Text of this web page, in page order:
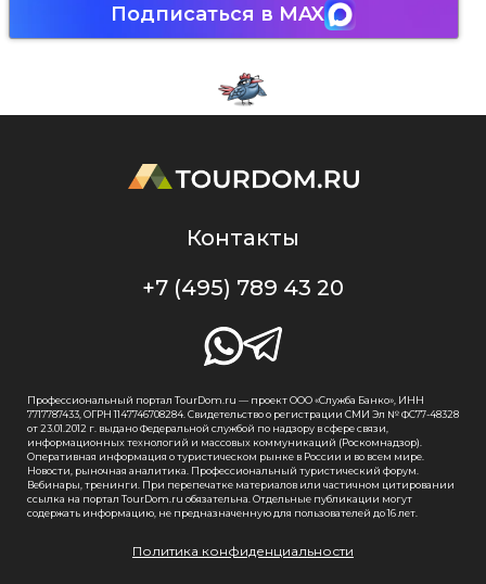
Подписаться в MAX
Контакты
+7 (495) 789 43 20
Профессиональный портал TourDom.ru — проект ООО «Служба Банко», ИНН
7717787433, ОГРН 1147746708284. Свидетельство о регистрации СМИ Эл № ФС77-48328
от 23.01.2012 г. выдано Федеральной службой по надзору в сфере связи,
информационных технологий и массовых коммуникаций (Роскомнадзор).
Оперативная информация о туристическом рынке в России и во всем мире.
Новости, рыночная аналитика. Профессиональный туристический форум.
Вебинары, тренинги. При перепечатке материалов или частичном цитировании
ссылка на портал TourDom.ru обязательна. Отдельные публикации могут
содержать информацию, не предназначенную для пользователей до 16 лет.
Политика конфиденциальности